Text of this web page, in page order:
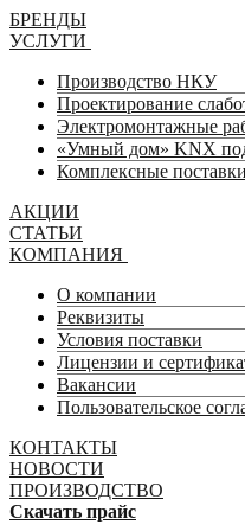
БРЕНДЫ
УСЛУГИ
Производство НКУ
Проектирование
Электромонтажные
«Умный дом» KNX
Комплексные
АКЦИИ
СТАТЬИ
КОМПАНИЯ
О компании
Реквизиты
Условия поставки
Лицензии и
Вакансии
Пользовательское
КОНТАКТЫ
НОВОСТИ
ПРОИЗВОДСТВО
Скачать прайс